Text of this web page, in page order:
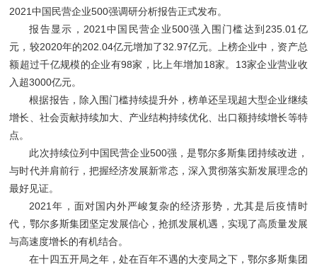
2021中国民营企业500强调研分析报告正式发布。
报告显示，2021中国民营企业500强入围门槛达到235.01亿
元，较2020年的202.04亿元增加了32.97亿元。上榜企业中，资产总
额超过千亿规模的企业有98家，比上年增加18家。13家企业营业收
入超3000亿元。
根据报告，除入围门槛持续提升外，榜单还呈现超大型企业继续
增长、社会贡献持续加大、产业结构持续优化、出口额持续增长等特
点。
此次持续位列中国民营企业500强，是鄂尔多斯集团持续改进，
与时代并肩前行，把握经济发展新常态，深入贯彻落实新发展理念的
最好见证。
2021年，面对国内外严峻复杂的经济形势，尤其是后疫情时
代，鄂尔多斯集团坚定发展信心，抢抓发展机遇，实现了高质量发展
与高速度增长的有机结合。
在十四五开局之年，处在百年不遇的大变局之下，鄂尔多斯集团